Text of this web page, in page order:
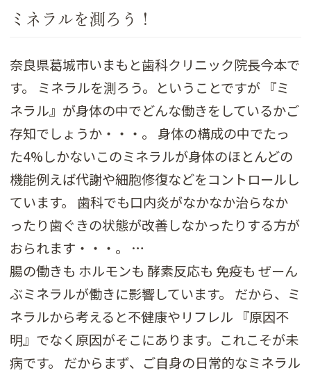
ミネラルを測ろう！
奈良県葛城市いまもと歯科クリニック院長今本で
す。 ミネラルを測ろう。ということですが 『ミ
ネラル』が身体の中でどんな働きをしているかご
存知でしょうか・・・。 身体の構成の中でたっ
た4%しかないこのミネラルが身体のほとんどの
機能例えば代謝や細胞修復などをコントロールし
ています。 歯科でも口内炎がなかなか治らなか
ったり歯ぐきの状態が改善しなかったりする方が
おられます・・・。 …
腸の働きも ホルモンも 酵素反応も 免疫も ぜーん
ぶミネラルが働きに影響しています。 だから、ミ
ネラルから考えると不健康やリフレル 『原因不
明』でなく原因がそこにあります。これこそが未
病です。 だからまず、ご自身の日常的なミネラル